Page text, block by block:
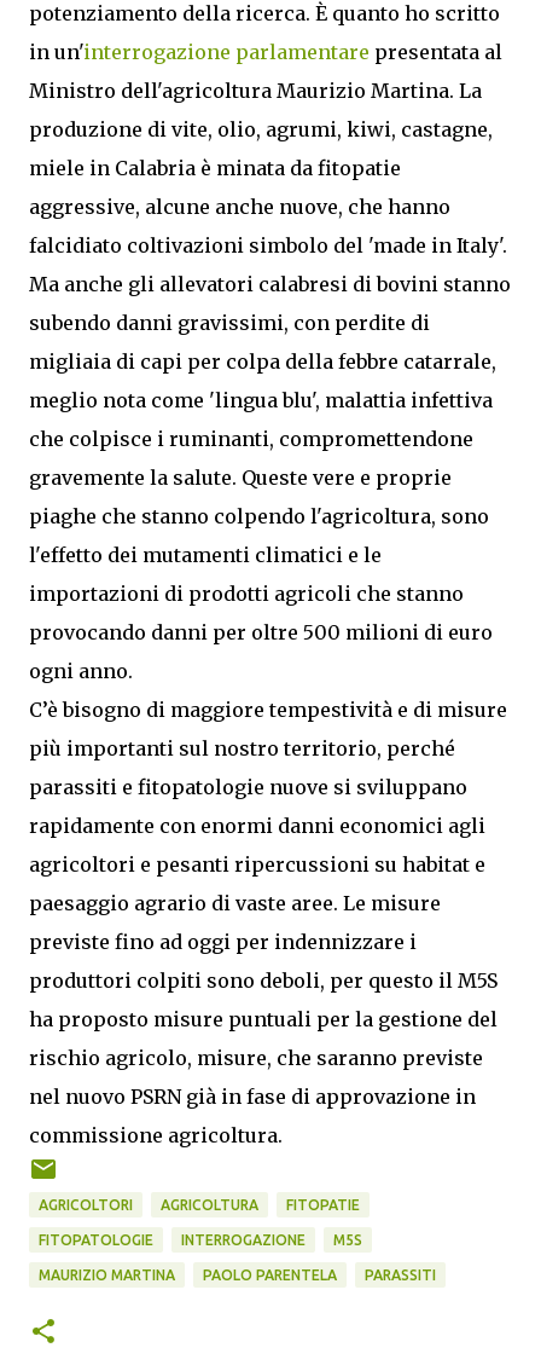
potenziamento della ricerca. È quanto ho scritto
in un'interrogazione parlamentare presentata al
Ministro dell'agricoltura Maurizio Martina. La
produzione di vite, olio, agrumi, kiwi, castagne,
miele in Calabria è minata da fitopatie
aggressive, alcune anche nuove, che hanno
falcidiato coltivazioni simbolo del 'made in Italy'.
Ma anche gli allevatori calabresi di bovini stanno
subendo danni gravissimi, con perdite di
migliaia di capi per colpa della febbre catarrale,
meglio nota come 'lingua blu', malattia infettiva
che colpisce i ruminanti, compromettendone
gravemente la salute. Queste vere e proprie
piaghe che stanno colpendo l'agricoltura, sono
l'effetto dei mutamenti climatici e le
importazioni di prodotti agricoli che stanno
provocando danni per oltre 500 milioni di euro
ogni anno.
C’è bisogno di maggiore tempestività e di misure
più importanti sul nostro territorio, perché
parassiti e fitopatologie nuove si sviluppano
rapidamente con enormi danni economici agli
agricoltori e pesanti ripercussioni su habitat e
paesaggio agrario di vaste aree. Le misure
previste fino ad oggi per indennizzare i
produttori colpiti sono deboli, per questo il M5S
ha proposto misure puntuali per la gestione del
rischio agricolo, misure, che saranno previste
nel nuovo PSRN già in fase di approvazione in
commissione agricoltura.
AGRICOLTORI AGRICOLTURA FITOPATIE
FITOPATOLOGIE INTERROGAZIONE M5S
MAURIZIO MARTINA PAOLO PARENTELA PARASSITI